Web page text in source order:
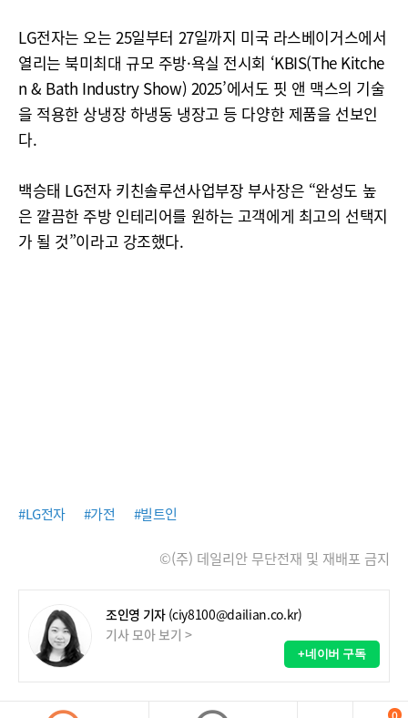
LG전자는 오는 25일부터 27일까지 미국 라스베이거스에서
열리는 북미최대 규모 주방·욕실 전시회 ‘KBIS(The Kitche
n & Bath Industry Show) 2025’에서도 핏 앤 맥스의 기술
을 적용한 상냉장 하냉동 냉장고 등 다양한 제품을 선보인
다.
백승태 LG전자 키친솔루션사업부장 부사장은 “완성도 높
은 깔끔한 주방 인테리어를 원하는 고객에게 최고의 선택지
가 될 것”이라고 강조했다.
#LG전자 #가전 #빌트인
©(주) 데일리안 무단전재 및 재배포 금지
조인영 기자 (ciy8100@dailian.co.kr)
기사 모아 보기 >
+네이버 구독